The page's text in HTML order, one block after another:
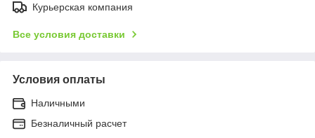
Курьерская компания
Все условия доставки
Условия оплаты
Наличными
Безналичный расчет